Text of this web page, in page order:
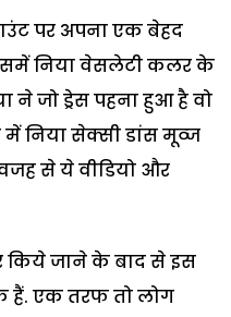
पर अपना एक बेहद
निया वेसलेटी कलर के
ने जो ड्रेस पहना हुआ है वो
में निया सेक्सी डांस मूव्ज
से ये वीडियो और
किये जाने के बाद से इस
हैं. एक तरफ तो लोग